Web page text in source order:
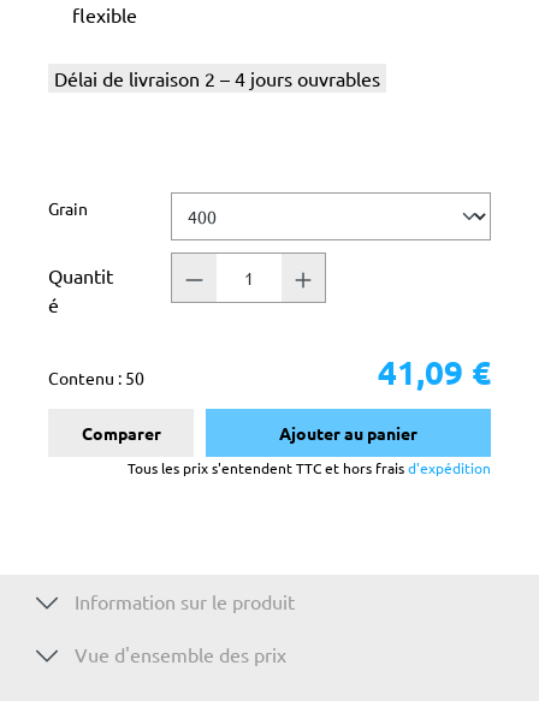
flexible
Délai de livraison 2 – 4 jours ouvrables
Sélectionnez
Grain
Quantit
é
Contenu : 50 41,09 €
Comparer Ajouter au panier
Tous les prix s'entendent TTC et hors fraisd'expédition
Information sur le produit
Vue d'ensemble des prix